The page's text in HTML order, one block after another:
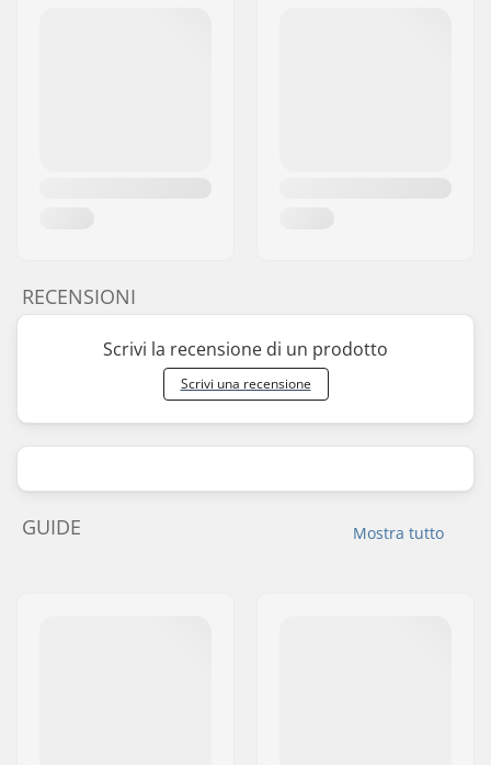
RECENSIONI
Scrivi la recensione di un prodotto
Scrivi una recensione
Mostra tutto
GUIDE